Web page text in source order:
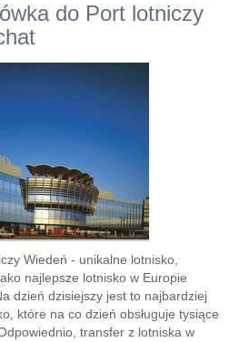
do Port lotniczy
Wiedeń - unikalne lotnisko,
najlepsze lotnisko w Europie
dzień dzisiejszy jest to najbardziej
które na co dzień obsługuje tysiące
transfer z lotniska w